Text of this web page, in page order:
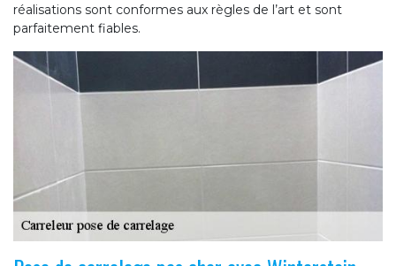
réalisations sont conformes aux règles de l’art et sont
parfaitement fiables.